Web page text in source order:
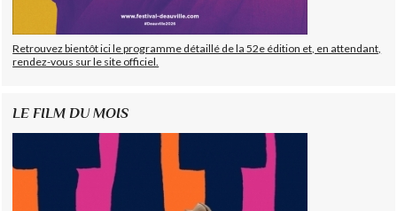
Retrouvez bientôt ici le programme détaillé de la 52e édition et, en attendant,
rendez-vous sur le site officiel.
LE FILM DU MOIS